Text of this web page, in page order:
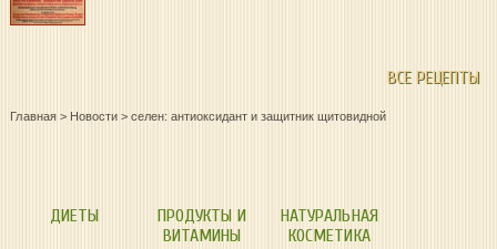
ВСЕ РЕЦЕПТЫ
Главная > Новости > селен: антиоксидант и защитник щитовидной
ДИЕТЫ
ПРОДУКТЫ И
ВИТАМИНЫ
НАТУРАЛЬНАЯ
КОСМЕТИКА